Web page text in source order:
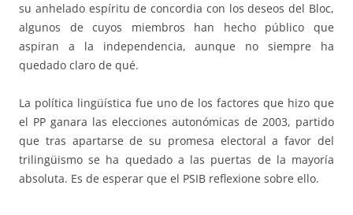
su anhelado espíritu de concordia con los deseos del Bloc,
algunos de cuyos miembros han hecho público que
aspiran a la independencia, aunque no siempre ha
quedado claro de qué.
La política lingüística fue uno de los factores que hizo que
el PP ganara las elecciones autonómicas de 2003, partido
que tras apartarse de su promesa electoral a favor del
trilingüismo se ha quedado a las puertas de la mayoría
absoluta. Es de esperar que el PSIB reflexione sobre ello.